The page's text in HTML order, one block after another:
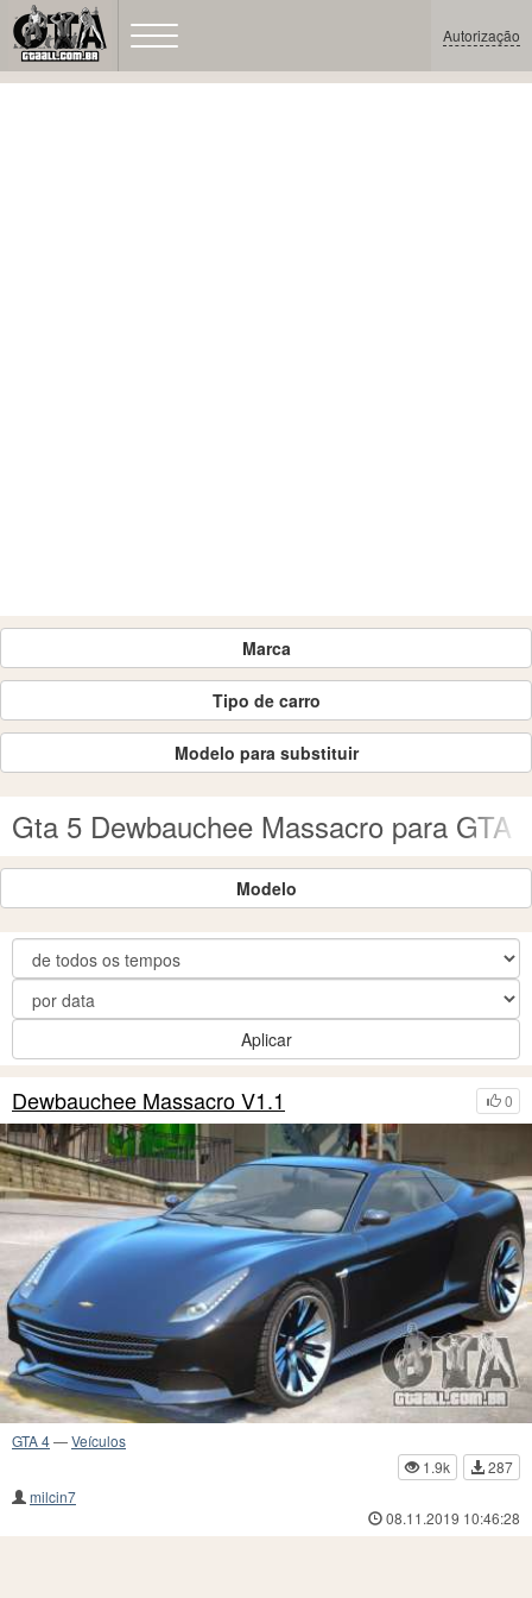
Autorização
Marca
Tipo de carro
Modelo para substituir
Gta 5 Dewbauchee Massacro para GTA
Modelo
Aplicar
0
Dewbauchee Massacro V1.1
GTA 4—Veículos
1.9k
287
milcin7
08.11.2019 10:46:28